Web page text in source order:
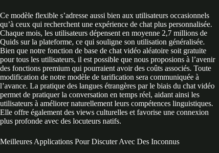
Ce modèle flexible s’adresse aussi bien aux utilisateurs occasionnels
qu’à ceux qui recherchent une expérience de chat plus personnalisée.
Chaque mois, les utilisateurs dépensent en moyenne 2,7 millions de
Quids sur la plateforme, ce qui souligne son utilisation généralisée.
Bien que notre fonction de base de chat vidéo aléatoire soit gratuite
pour tous les utilisateurs, il est possible que nous proposions à l’avenir
des fonctions premium qui pourraient avoir des coûts associés. Toute
modification de notre modèle de tarification sera communiquée à
l’avance. La pratique des langues étrangères par le biais du chat vidéo
permet de pratiquer la conversation en temps réel, aidant ainsi les
utilisateurs à améliorer naturellement leurs compétences linguistiques.
Elle offre également des views culturelles et favorise une connexion
plus profonde avec des locuteurs natifs.
Meilleures Applications Pour Discuter Avec Des Inconnus